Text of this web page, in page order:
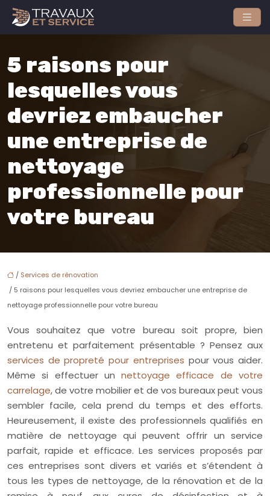
5 raisons pour
lesquelles vous
devriez embaucher
une entreprise de
nettoyage
professionnelle pour
votre bureau
/ Services de rénovation
/ 5 raisons pour lesquelles vous devriez embaucher une entreprise de
nettoyage professionnelle pour votre bureau
Vous souhaitez que votre bureau soit propre, bien
entretenu et parfaitement présentable ? Pensez aux
services de propreté pour entreprises pour vous aider.
Même si effectuer unnettoyage efficace de votre
carrelage, de votre mobilier et de vos bureaux peut vous
sembler facile, cela prend du temps et des efforts.
Heureusement, il existe des professionnels qualifiés en
matière de nettoyage qui peuvent offrir un service
parfait, rapide et efficace. Les services proposés par
ces entreprises sont divers et variés et s’étendent à
tous les types de nettoyage, de la rénovation et de la